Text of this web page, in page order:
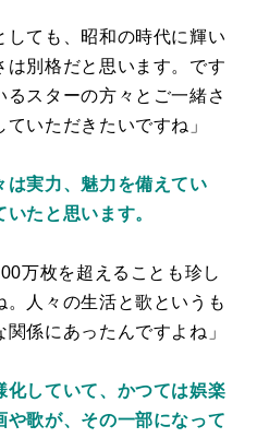
しても、昭和の時代に輝い
は別格だと思います。です
スターの方々とご一緒さ
いただきたいですね」
実力、魅力を備えてい
たと思います。
万枚を超えることも珍し
。人々の生活と歌 というも
係にあったんですよね」
していて、かつては娯楽
歌が、その一部になって